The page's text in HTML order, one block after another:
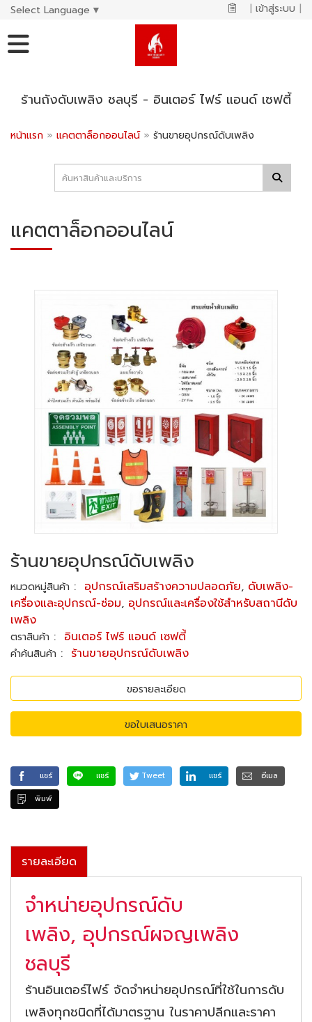
Select Language ▼ | เข้าสู่ระบบ |
ร้านถังดับเพลิง ชลบุรี - อินเตอร์ ไฟร์ แอนด์ เซฟตี้
หน้าแรก » แคตตาล็อกออนไลน์ » ร้านขายอุปกรณ์ดับเพลิง
แคตตาล็อกออนไลน์
ร้านขายอุปกรณ์ดับเพลิง
หมวดหมู่สินค้า : อุปกรณ์เสริมสร้างความปลอดภัย, ดับเพลิง-
เครื่องและอุปกรณ์-ซ่อม, อุปกรณ์และเครื่องใช้สำหรับสถานีดับ
เพลิง
ตราสินค้า : อินเตอร์ ไฟร์ แอนด์ เซฟตี้
คำค้นสินค้า : ร้านขายอุปกรณ์ดับเพลิง
ขอรายละเอียด
ขอใบเสนอราคา
แชร์ แชร์ Tweet แชร์
อีเมล
พิมพ์
รายละเอียด
จำหน่ายอุปกรณ์ดับ
เพลิง, อุปกรณ์ผจญเพลิง
ชลบุรี
ร้านอินเตอร์ไฟร์ จัดจำหน่ายอุปกรณ์ที่ใช้ในการดับ
เพลิงทุกชนิดที่ได้มาตรฐาน ในราคาปลีกและราคา